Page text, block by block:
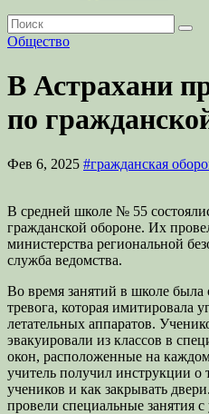
Общество
В Астрахани
по
Фев 6, 2025 #гражданская
В средней школе № 55
гражданской обороне. Их
министерства региональной
служба ведомства.
Во время занятий в школе была
тревога, которая имитировала
летательных аппаратов.
эвакуировали из классов в
окон, расположенные на
учитель получил инструкции о
учеников и как закрывать
провели специальные занятия